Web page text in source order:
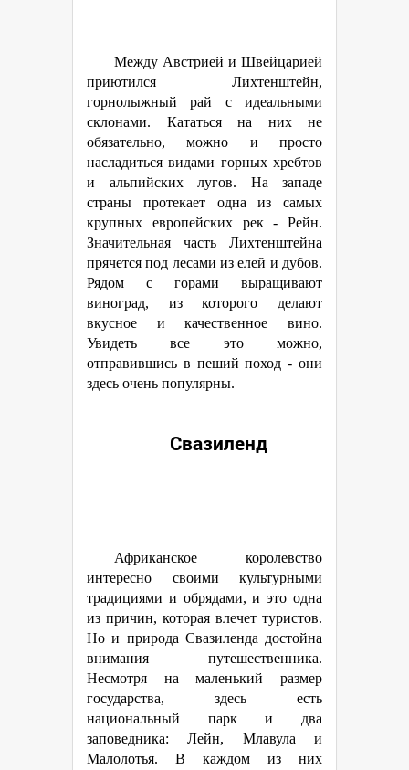
Между Австрией и Швейцарией
приютился Лихтенштейн,
горнолыжный рай с идеальными
склонами. Кататься на них не
обязательно, можно и просто
насладиться видами горных хребтов
и альпийских лугов. На западе
страны протекает одна из самых
крупных европейских рек - Рейн.
Значительная часть Лихтенштейна
прячется под лесами из елей и дубов.
Рядом с горами выращивают
виноград, из которого делают
вкусное и качественное вино.
Увидеть все это можно,
отправившись в пеший поход - они
здесь очень популярны.
Свазиленд
Африканское королевство
интересно своими культурными
традициями и обрядами, и это одна
из причин, которая влечет туристов.
Но и природа Свазиленда достойна
внимания путешественника.
Несмотря на маленький размер
государства, здесь есть
национальный парк и два
заповедника: Лейн, Млавула и
Малолотья. В каждом из них